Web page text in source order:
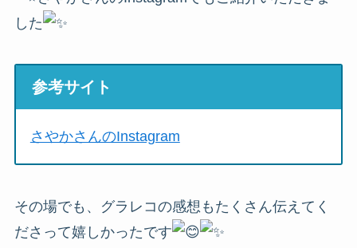
した
参考サイト
さやかさんのInstagram
その場でも、グラレコの感想もたくさん伝えてく
ださって嬉しかったです